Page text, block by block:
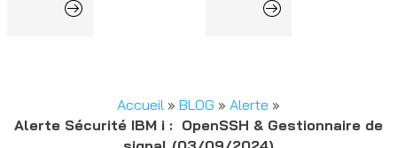
Accueil » BLOG » Alerte »
Alerte Sécurité IBM i : OpenSSH & Gestionnaire de